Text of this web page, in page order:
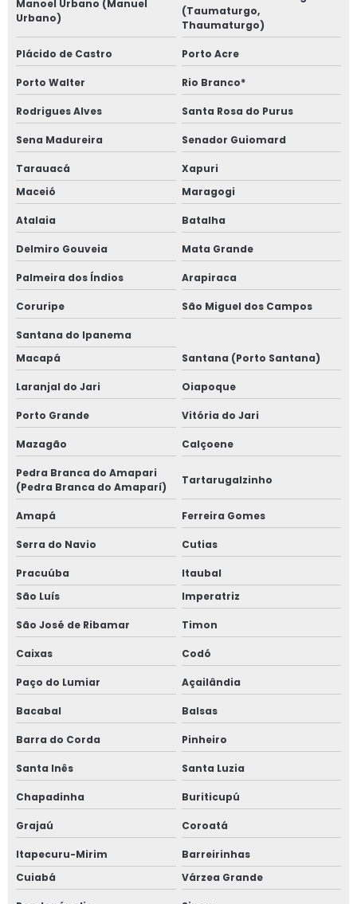
Manoel Urbano (Manuel
Urbano)
(Taumaturgo,
Thaumaturgo)
Plácido de Castro Porto Acre
Porto Walter Rio Branco*
Rodrigues Alves Santa Rosa do Purus
Sena Madureira Senador Guiomard
Tarauacá
Xapuri
Maceió
Maragogi
Atalaia Batalha
Delmiro Gouveia Mata Grande
Palmeira dos Índios Arapiraca
Coruripe São Miguel dos Campos
Santana do Ipanema
Macapá
Santana (Porto Santana)
Laranjal do Jari Oiapoque
Porto Grande Vitória do Jari
Mazagão Calçoene
Pedra Branca do Amapari
(Pedra Branca do Amaparí)
Tartarugalzinho
Amapá Ferreira Gomes
Serra do Navio Cutias
Pracuúba
Itaubal
São Luís
Imperatriz
São José de Ribamar Timon
Caixas Codó
Paço do Lumiar Açailândia
Bacabal Balsas
Barra do Corda Pinheiro
Santa Inês Santa Luzia
Chapadinha Buriticupú
Grajaú Coroatá
Itapecuru-Mirim
Barreirinhas
Cuiabá
Várzea Grande